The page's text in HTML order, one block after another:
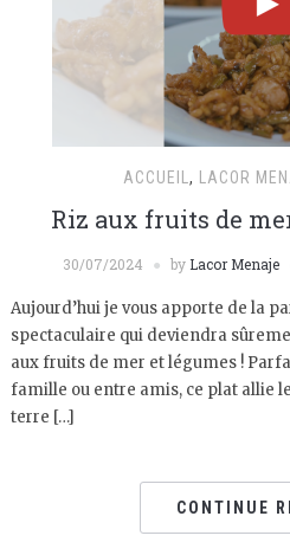
ACCUEIL , LACOR
Riz aux fruits de
30/07/2024 by Lacor Menaje
Aujourd’hui je vous apporte de la
spectaculaire qui deviendra
aux fruits de mer et légumes !
famille ou entre amis, ce plat allie
terre […]
CONTINUE